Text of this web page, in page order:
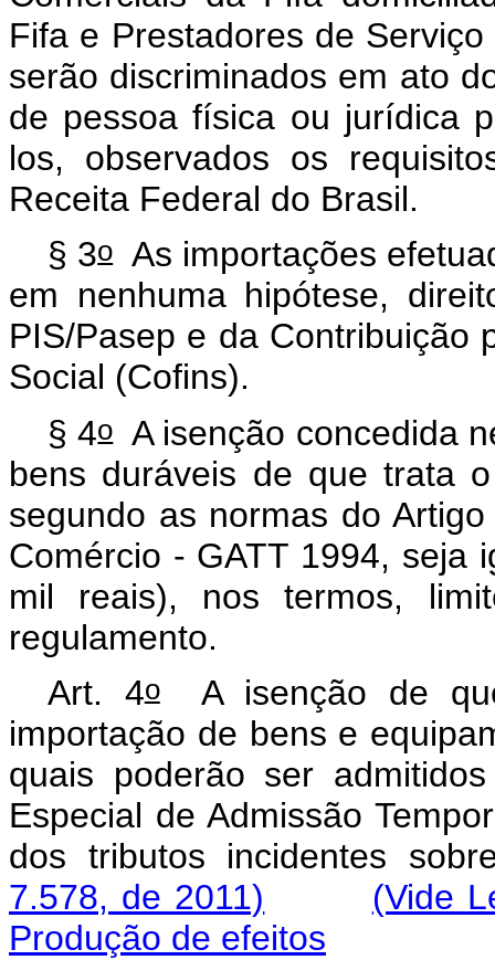
Fifa e Prestadores de
serão discriminados em ato
de pessoa física ou jurídica
los, observados os
Receita Federal do Brasil.
§ 3oAs importações
em nenhuma hipótese,
PIS/Pasep e da Contribuição
Social (Cofins).
§ 4oA isenção concedida
bens duráveis de que trata
segundo as normas do
Comércio - GATT 1994, seja
mil reais), nos termos,
regulamento.
Art. 4oA isenção de
importação de bens e
quais poderão ser
Especial de Admissão
dos tributos incidentes
7.578, de 2011)
(Vide
Produção de efeitos